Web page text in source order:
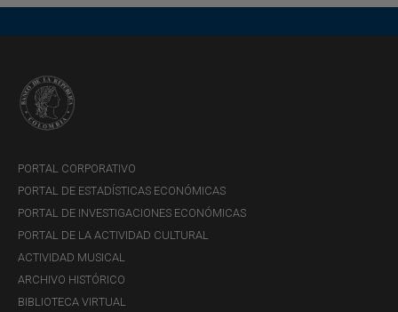
PORTAL CORPORATIVO
PORTAL DE ESTADÍSTICAS ECONÓMICAS
PORTAL DE INVESTIGACIONES ECONÓMICAS
PORTAL DE LA ACTIVIDAD CULTURAL
ACTIVIDAD MUSICAL
ARCHIVO HISTÓRICO
BIBLIOTECA VIRTUAL